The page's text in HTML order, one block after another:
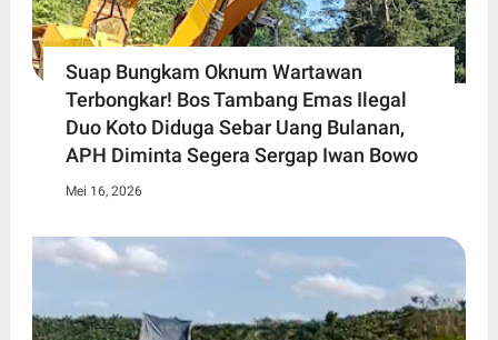
Suap Bungkam Oknum Wartawan
Terbongkar! Bos Tambang Emas Ilegal
Duo Koto Diduga Sebar Uang Bulanan,
APH Diminta Segera Sergap Iwan Bowo
Mei 16, 2026